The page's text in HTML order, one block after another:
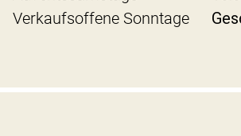
Verkaufsoffene Sonntage